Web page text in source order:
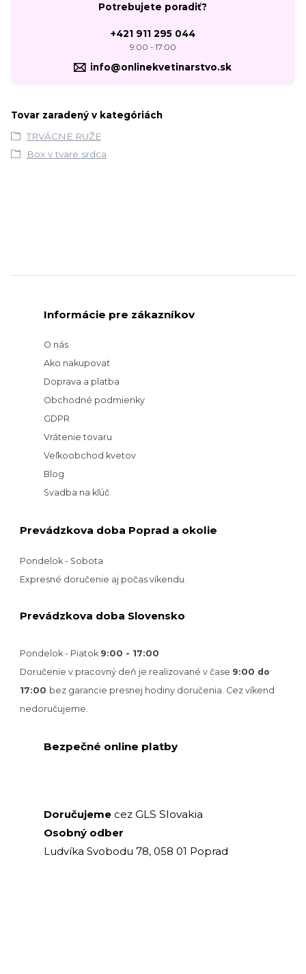
Potrebujete poradiť?
+421 911 295 044
9:00 - 17:00
info@onlinekvetinarstvo.sk
Tovar zaradený v kategóriách
TRVÁCNE RUŽE
Box v tvare srdca
Informácie pre zákazníkov
O nás
Ako nakupovať
Doprava a platba
Obchodné podmienky
GDPR
Vrátenie tovaru
Veľkoobchod kvetov
Blog
Svadba na kľúč
Prevádzkova doba Poprad a okolie
Pondelok - Sobota
Expresné doručenie aj počas víkendu.
Prevádzkova doba Slovensko
Pondelok - Piatok 9:00 - 17:00
Doručenie v pracovný deň je realizované v čase 9:00 do
17:00 bez garancie presnej hodiny doručenia. Cez víkend
nedoručujeme.
Bezpečné online platby
Doručujeme cez GLS Slovakia
Osobný odber
Ludvíka Svobodu 78, 058 01 Poprad